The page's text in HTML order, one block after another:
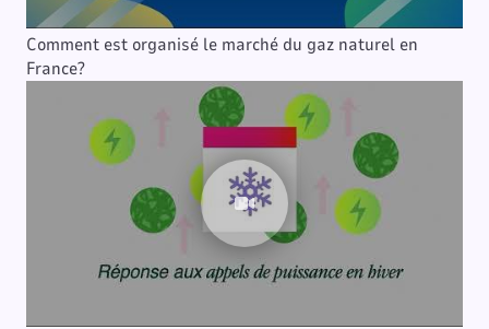
Comment est organisé le marché du gaz naturel en
France?